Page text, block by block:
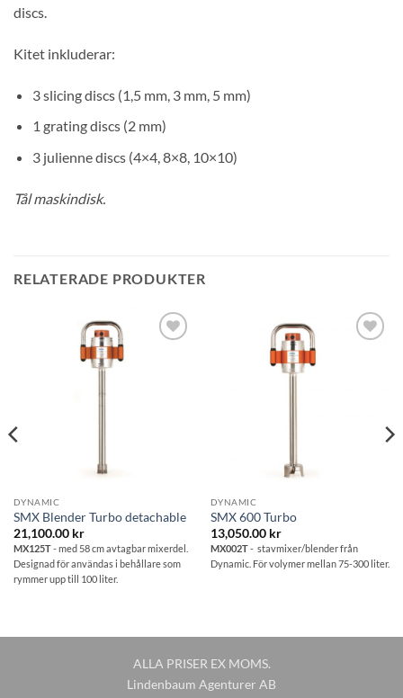
discs.
Kitet inkluderar:
3 slicing discs (1,5 mm, 3 mm, 5 mm)
1 grating discs (2 mm)
3 julienne discs (4×4, 8×8, 10×10)
Tål maskindisk.
RELATERADE PRODUKTER
DYNAMIC
SMX Blender Turbo detachable
21,100.00 kr
MX125T- med 58 cm avtagbar mixerdel.
Designad för användas i behållare som
rymmer upp till 100 liter.
DYNAMIC
SMX 600 Turbo
13,050.00 kr
MX002T- stavmixer/blender från
Dynamic. För volymer mellan 75-300 liter.
ALLA PRISER EX MOMS.
Lindenbaum Agenturer AB